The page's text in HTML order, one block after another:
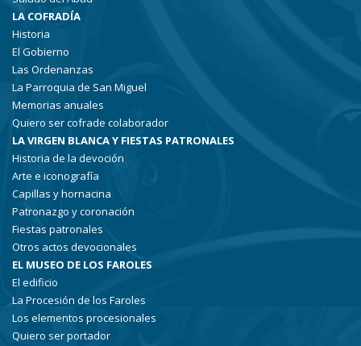
LA COFRADÍA
Historia
El Gobierno
Las Ordenanzas
La Parroquia de San Miguel
Memorias anuales
Quiero ser cofrade colaborador
LA VIRGEN BLANCA Y FIESTAS PATRONALES
Historia de la devoción
Arte e iconografía
Capillas y hornacina
Patronazgo y coronación
Fiestas patronales
Otros actos devocionales
EL MUSEO DE LOS FAROLES
El edificio
La Procesión de los Faroles
Los elementos procesionales
Quiero ser portador